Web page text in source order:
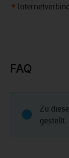
FAQ
Zu
gestellt.